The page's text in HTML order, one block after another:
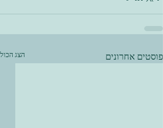
פוסטים אחרונים הצג הכול